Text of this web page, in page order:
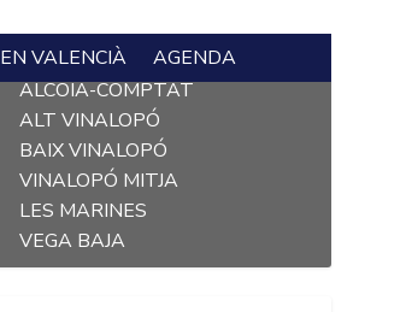
EN VALENCIÀ AGENDA
L´ALACANTÍ
ALCOIÀ-COMPTAT
ALT VINALOPÓ
BAIX VINALOPÓ
VINALOPÓ MITJA
LES MARINES
VEGA BAJA